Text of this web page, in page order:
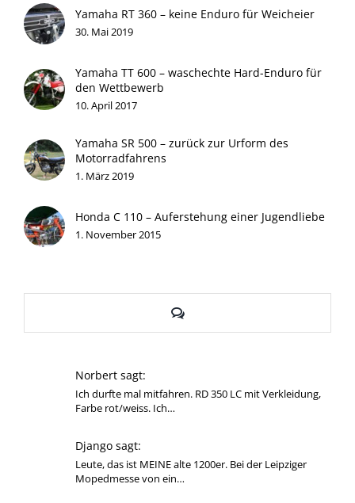
Yamaha RT 360 – keine Enduro für Weicheier
30. Mai 2019
Yamaha TT 600 – waschechte Hard-Enduro für
den Wettbewerb
10. April 2017
Yamaha SR 500 – zurück zur Urform des
Motorradfahrens
1. März 2019
Honda C 110 – Auferstehung einer Jugendliebe
1. November 2015
Kommentare
Norbert sagt:
Ich durfte mal mitfahren. RD 350 LC mit Verkleidung,
Farbe rot/weiss. Ich…
Django sagt:
Leute, das ist MEINE alte 1200er. Bei der Leipziger
Mopedmesse von ein…